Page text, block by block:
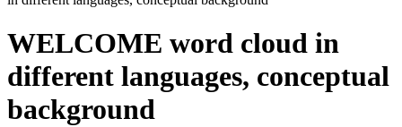
WELCOME word cloud in
different languages, conceptual
background